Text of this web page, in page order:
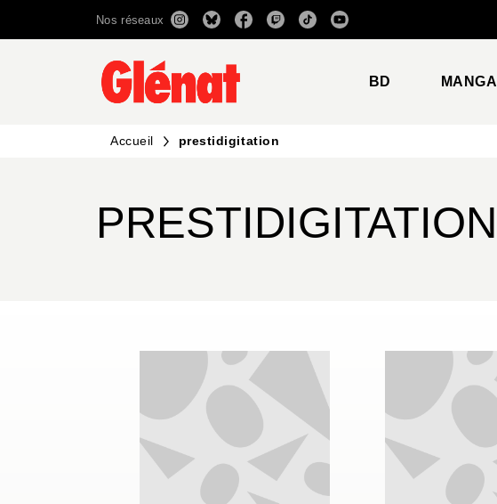
RECHERCHE CONTENU
Nos réseaux
BD MANGA
Accueil prestidigitation
PRESTIDIGITATION